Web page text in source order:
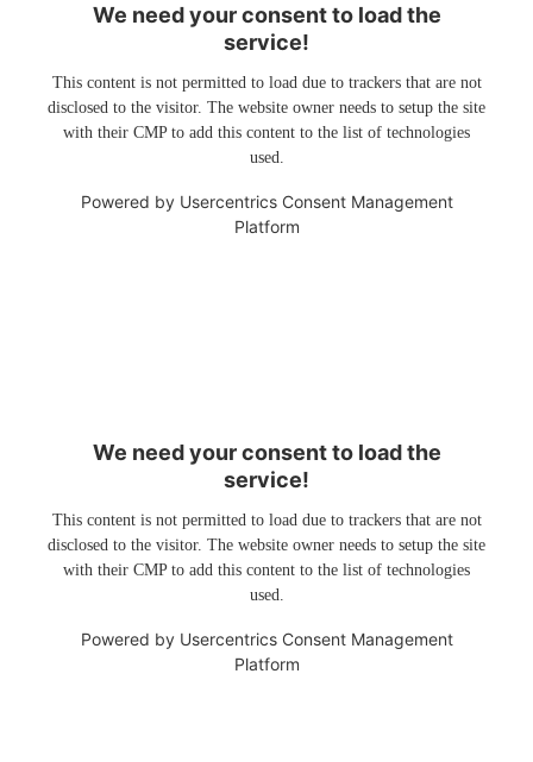
We need your consent to load the
service!
This content is not permitted to load due to trackers that are not
disclosed to the visitor. The website owner needs to setup the site
with their CMP to add this content to the list of technologies
used.
Powered by Usercentrics Consent Management
Platform
We need your consent to load the
service!
This content is not permitted to load due to trackers that are not
disclosed to the visitor. The website owner needs to setup the site
with their CMP to add this content to the list of technologies
used.
Powered by Usercentrics Consent Management
Platform